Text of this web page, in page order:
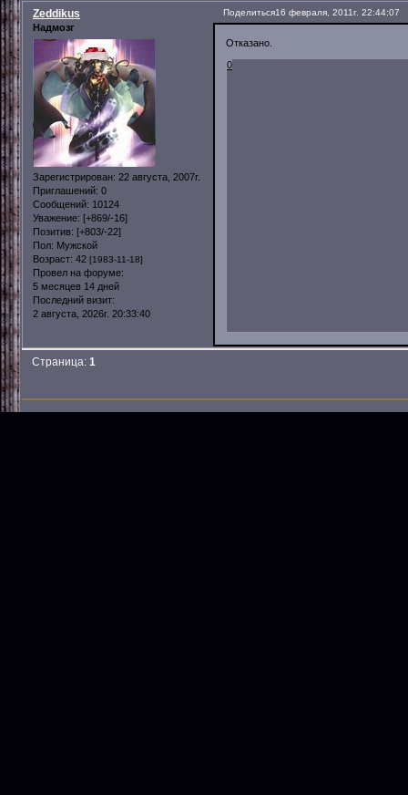
Поделиться16 февраля, 2011г. 22:44:07
Zeddikus
Надмозг
Зарегистрирован: 22 августа, 2007г.
Приглашений: 0
Сообщений: 10124
Уважение: [+869/-16]
Позитив: [+803/-22]
Пол: Мужской
Возраст: 42 [1983-11-18]
Провел на форуме:
5 месяцев 14 дней
Последний визит:
2 августа, 2026г. 20:33:40
Отказано.
0
Страница:1